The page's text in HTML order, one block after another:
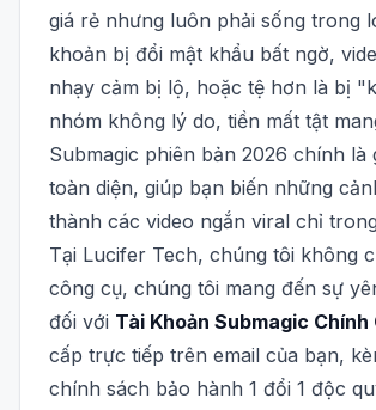
giá rẻ nhưng luôn phải sống trong
khoản bị đổi mật khẩu bất ngờ,
nhạy cảm bị lộ, hoặc tệ hơn là bị
nhóm không lý do, tiền mất tật
Submagic phiên bản 2026 chính là
toàn diện, giúp bạn biến những
thành các video ngắn viral chỉ
Tại Lucifer Tech, chúng tôi không
công cụ, chúng tôi mang đến sự
đối với Tài Khoản Submagic Chính
cấp trực tiếp trên email của bạn,
chính sách bảo hành 1 đổi 1 độc